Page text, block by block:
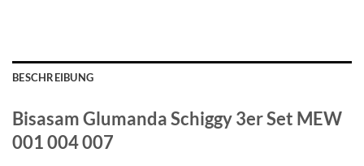
BESCHREIBUNG
Bisasam Glumanda Schiggy 3er Set MEW
001 004 007